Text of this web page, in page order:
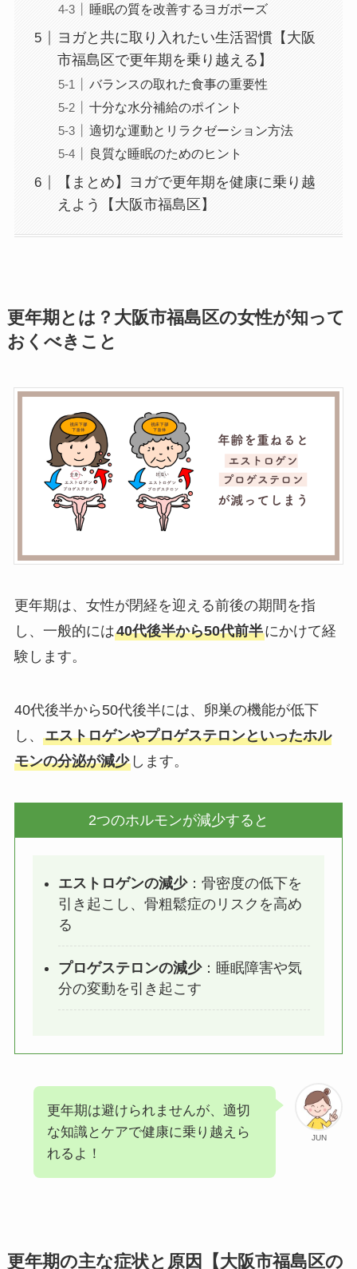
睡眠の質を改善するヨガポーズ
ヨガと共に取り入れたい生活習慣【大阪
市福島区で更年期を乗り越える】
バランスの取れた食事の重要性
十分な水分補給のポイント
適切な運動とリラクゼーション方法
良質な睡眠のためのヒント
【まとめ】ヨガで更年期を健康に乗り越
えよう【大阪市福島区】
更年期とは？大阪市福島区の女性が知って
おくべきこと
更年期は、女性が閉経を迎える前後の期間を指
し、一般的には40代後半から50代前半にかけて経
験します。
40代後半から50代後半には、卵巣の機能が低下
し、 エストロゲンやプロゲステロンといったホル
モンの分泌が減少します。
2つのホルモンが減少すると
エストロゲンの減少：骨密度の低下を
引き起こし、骨粗鬆症のリスクを高め
る
プロゲステロンの減少：睡眠障害や気
分の変動を引き起こす
JUN
更年期は避けられませんが、適切
な知識とケアで健康に乗り越えら
れるよ！
更年期の主な症状と原因【大阪市福島区の